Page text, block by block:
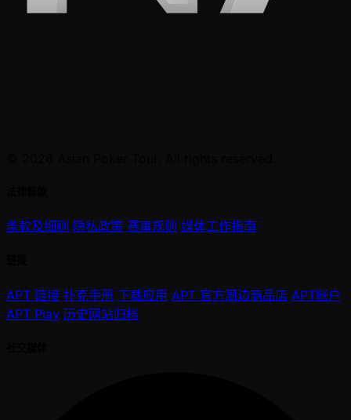
条款及细则 隐私政策 赛事规则 媒体工作指南
APT 链接 扑克手册 下载应用 APT 官方周边商品店 APT账户
APT Play 历史网站归档